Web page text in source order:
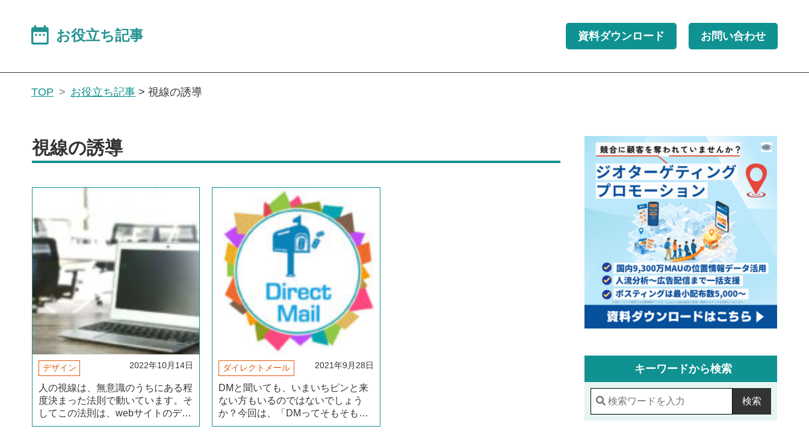
資料ダウンロード お問い合わせ
TOP お役立ち記事 >視線の誘導
視線の誘導
デザイン 2022年10月14日
人の視線は、無意識のうちにある程
度決まった法則で動いています。そ
してこの法則は、webサイトのデザ
インやレイアウトを決定するときも
ダイレクトメール 2021年9月28日
DMと聞いても、いまいちピンと来
ない方もいるのではないでしょう
か？今回は、「DMってそもそも
何？」「DMって効果あるの？」な
キーワードから検索
検索